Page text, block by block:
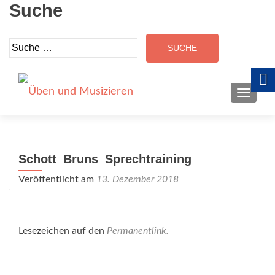
Suche
Suche
nach:
Schott_Bruns_Sprechtraining
Veröffentlicht am 13. Dezember 2018
Lesezeichen auf den Permanentlink.